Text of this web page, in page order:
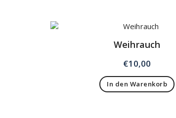
Weihrauch
€10,00
In den Warenkorb